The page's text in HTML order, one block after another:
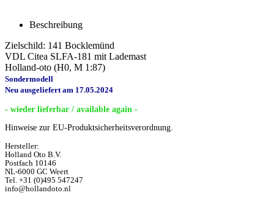
Beschreibung
Zielschild: 141 Bocklemünd
VDL Citea SLFA-181 mit Lademast
Holland-oto (H0, M 1:87)
Sondermodell
Neu ausgeliefert am 17.05.2024
- wieder lieferbar / available again -
Hinweise zur EU-Produktsicherheitsverordnung.
Hersteller:
Holland Oto B.V.
Postfach 10146
NL-6000 GC Weert
Tel. +31 (0)495 547247
info@hollandoto.nl